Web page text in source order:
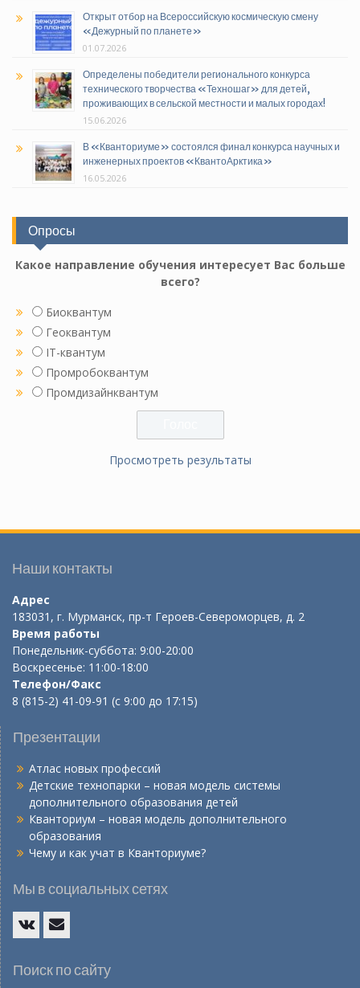
Открыт отбор на Всероссийскую космическую смену
«Дежурный по планете»
01.07.2026
Определены победители регионального конкурса
технического творчества «Техношаг» для детей,
проживающих в сельской местности и малых городах!
15.06.2026
В «Кванториуме» состоялся финал конкурса научных и
инженерных проектов «КвантоАрктика»
16.05.2026
Опросы
Какое направление обучения интересует Вас больше
всего?
Биоквантум
Геоквантум
IT-квантум
Промробоквантум
Промдизайнквантум
Просмотреть результаты
Наши контакты
Адрес
183031, г. Мурманск, пр-т Героев-Североморцев, д. 2
Время работы
Понедельник-суббота: 9:00-20:00
Воскресенье: 11:00-18:00
Телефон/Факс
8 (815-2) 41-09-91 (с 9:00 до 17:15)
Презентации
Атлас новых профессий
Детские технопарки – новая модель системы
дополнительного образования детей
Кванториум – новая модель дополнительного
образования
Чему и как учат в Кванториуме?
Мы в социальных сетях
mail
Поиск по сайту